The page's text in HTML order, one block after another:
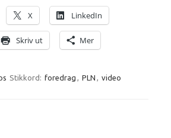
X LinkedIn
Skriv ut Mer
Stikkord: foredrag , PLN , video